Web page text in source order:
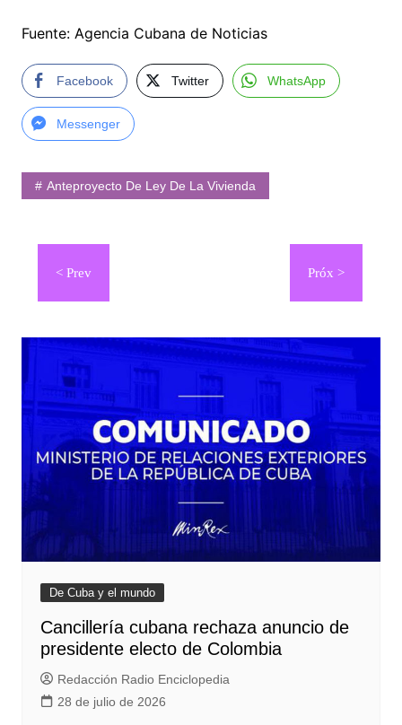
Fuente: Agencia Cubana de Noticias
Facebook Twitter WhatsApp
Messenger
Anteproyecto De Ley De La Vivienda
Navegación
entradas
De Cuba y el mundo
Cancillería cubana rechaza anuncio de
presidente electo de Colombia
Redacción Radio Enciclopedia
28 de julio de 2026